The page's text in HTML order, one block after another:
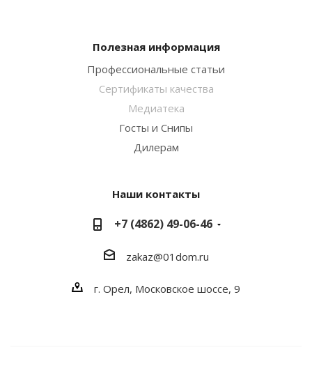
Полезная информация
Профессиональные статьи
Сертификаты качества
Медиатека
Госты и Снипы
Дилерам
Наши контакты
+7 (4862) 49-06-46
zakaz@01dom.ru
г. Орел, Московское шоссе, 9